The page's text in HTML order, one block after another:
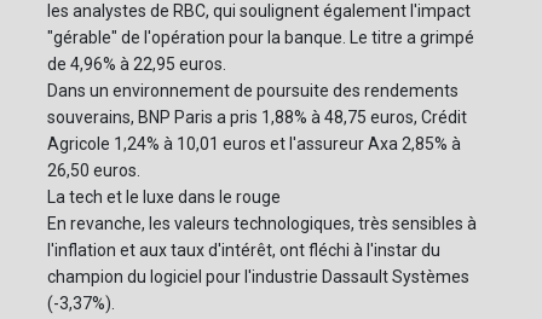
les analystes de RBC, qui soulignent également l'impact
"gérable" de l'opération pour la banque. Le titre a grimpé
de 4,96% à 22,95 euros.
Dans un environnement de poursuite des rendements
souverains, BNP Paris a pris 1,88% à 48,75 euros, Crédit
Agricole 1,24% à 10,01 euros et l'assureur Axa 2,85% à
26,50 euros.
La tech et le luxe dans le rouge
En revanche, les valeurs technologiques, très sensibles à
l'inflation et aux taux d'intérêt, ont fléchi à l'instar du
champion du logiciel pour l'industrie Dassault Systèmes
(-3,37%).